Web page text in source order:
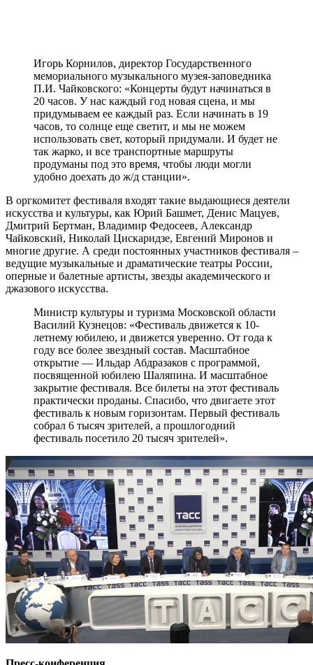
Игорь Корнилов, директор Государственного
мемориального музыкального музея-заповедника
П.И. Чайковского: «Концерты будут начинаться в
20 часов. У нас каждый год новая сцена, и мы
придумываем ее каждый раз. Если начинать в 19
часов, то солнце еще светит, и мы не можем
использовать свет, который придумали. И будет не
так жарко, и все транспортные маршруты
продуманы под это время, чтобы люди могли
удобно доехать до ж/д станции».
В оргкомитет фестиваля входят такие выдающиеся деятели
искусства и культуры, как Юрий Башмет, Денис Мацуев,
Дмитрий Бертман, Владимир Федосеев, Александр
Чайковский, Николай Цискаридзе, Евгений Миронов и
многие другие. А среди постоянных участников фестиваля –
ведущие музыкальные и драматические театры России,
оперные и балетные артисты, звезды академического и
джазового искусства.
Министр культуры и туризма Московской области
Василий Кузнецов: «Фестиваль движется к 10-
летнему юбилею, и движется уверенно. От года к
году все более звездный состав. Масштабное
открытие — Ильдар Абдразаков с программой,
посвященной юбилею Шаляпина. И масштабное
закрытие фестиваля. Все билеты на этот фестиваль
практически проданы. Спасибо, что двигаете этот
фестиваль к новым горизонтам. Первый фестиваль
собрал 6 тысяч зрителей, а прошлогодний
фестиваль посетило 20 тысяч зрителей».